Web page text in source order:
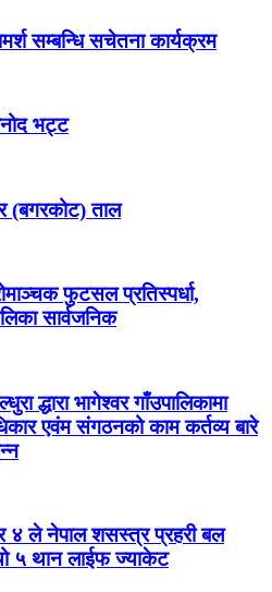
सम्बन्धि सचेतना कार्यक्रम
भट्ट
(बगरकोट) ताल
फुटसल प्रतिस्पर्धा,
सार्वजनिक
द्धारा भागेश्वर गाँउपालिकामा
एवंम संगठनको काम कर्तव्य बारे
४ ले नेपाल शसस्त्र प्रहरी बल
५ थान लाईफ ज्याकेट